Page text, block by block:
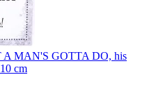
MAN'S GOTTA DO, his
cm